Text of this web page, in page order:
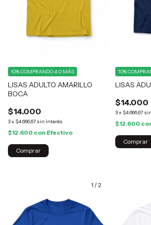
LISAS ADULTO AMARILLO
BOCA
$14.000
3x $4.666,67 sin interés
10%COMPRANDO 4 O MÁS
$12.600 con Efectivo
Comprar
LISAS
$14.000
3x $4.666,67
10%
$12.600
Comprar
1 /2